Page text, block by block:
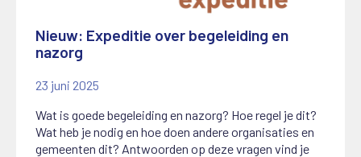
Nieuw: Expeditie over begeleiding en
nazorg
23 juni 2025
Wat is goede begeleiding en nazorg? Hoe regel je dit?
Wat heb je nodig en hoe doen andere organisaties en
gemeenten dit? Antwoorden op deze vragen vind je